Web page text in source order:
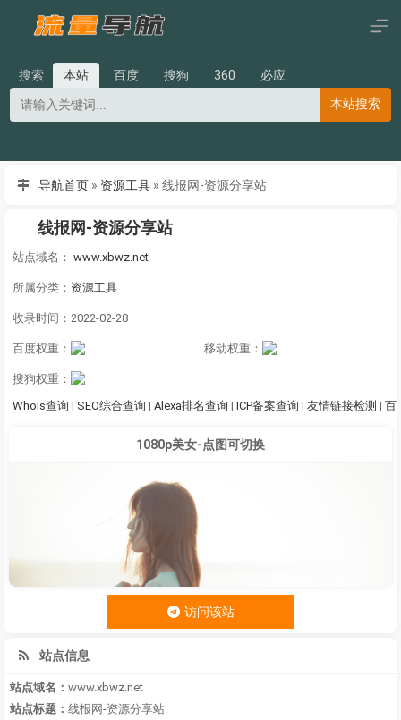
搜索 本站 百度 搜狗 360
必应
本站搜索
导航首页 » 资源工具 » 线报网-资源分享站
线报网-资源分享站
站点域名： www.xbwz.net
所属分类： 资源工具
收录时间：2022-02-28
百度权重： 移动权重：
搜狗权重：
Whois查询 | SEO综合查询 | Alexa排名查询 | ICP备案查询 | 友情链接检测 | 百
1080p美女-点图可切换
访问该站
站点信息
站点域名： www.xbwz.net
站点标题： 线报网-资源分享站